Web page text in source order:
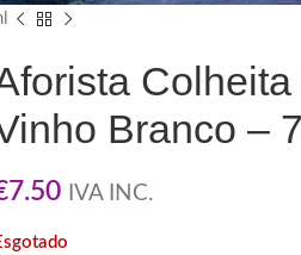
Branco –
7.50 IVA INC.